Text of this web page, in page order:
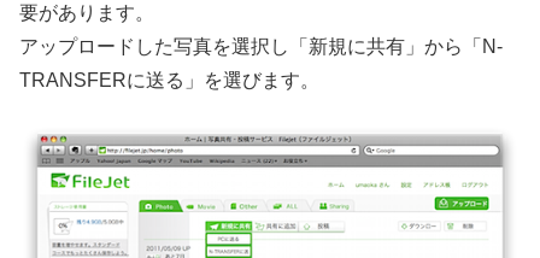
要があります。
アップロードした写真を選択し「新規に共有」から「N-
TRANSFERに送る」を選びます。